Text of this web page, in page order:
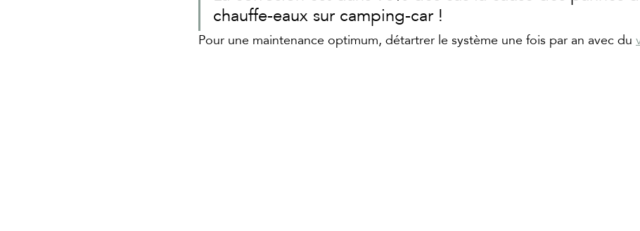
chauffe-eaux sur camping-car !
Pour une maintenance optimum, détartrer le système une fois par an avec du